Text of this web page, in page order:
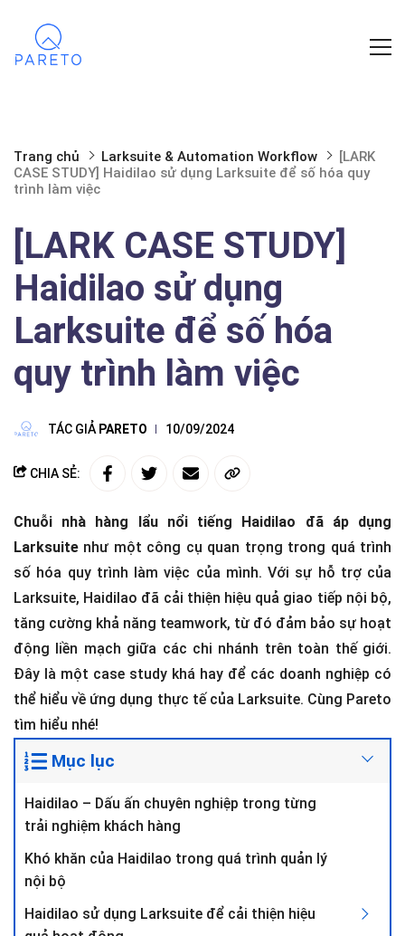
Trang chủ Larksuite & Automation Workflow
[LARK
CASE STUDY] Haidilao sử dụng Larksuite để số hóa quy
trình làm việc
[LARK CASE STUDY]
Haidilao sử dụng
Larksuite để số hóa
quy trình làm việc
TÁC GIẢ PARETO 10/09/2024
CHIA SẺ:
Chuỗi nhà hàng lẩu nổi tiếng Haidilao đã áp dụng
Larksuite như một công cụ quan trọng trong quá trình
số hóa quy trình làm việc của mình. Với sự hỗ trợ của
Larksuite, Haidilao đã cải thiện hiệu quả giao tiếp nội bộ,
tăng cường khả năng teamwork, từ đó đảm bảo sự hoạt
động liền mạch giữa các chi nhánh trên toàn thế giới.
Đây là một case study khá hay để các doanh nghiệp có
thể hiểu về ứng dụng thực tế của Larksuite. Cùng Pareto
tìm hiểu nhé!
Mục lục
Haidilao – Dấu ấn chuyên nghiệp trong từng
trải nghiệm khách hàng
Khó khăn của Haidilao trong quá trình quản lý
nội bộ
Haidilao sử dụng Larksuite để cải thiện hiệu